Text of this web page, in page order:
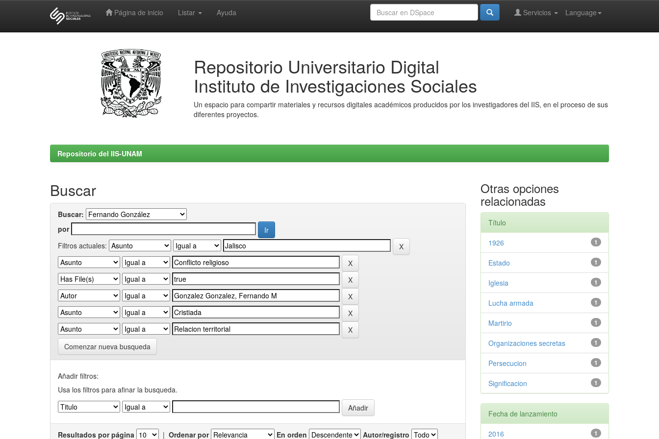
Página de inicio Listar Ayuda Language
Servicios
Repositorio Universitario Digital
Instituto de Investigaciones Sociales
Un espacio para compartir materiales y recursos digitales académicos producidos por los investigadores del IIS, en el proceso de sus
diferentes proyectos.
Repositorio del IIS-UNAM
Buscar
Buscar:
por
Filtros actuales:
Comenzar nueva busqueda
Añadir filtros:
Usa los filtros para afinar la busqueda.
Resultados por página | Ordenar por En orden Autor/registro
Otras opciones
relacionadas
Título
1
1926
1
Estado
1
Iglesia
1
Lucha armada
1
Martirio
1
Organizaciones secretas
1
Persecucion
1
Significacion
Fecha de lanzamiento
1
2016